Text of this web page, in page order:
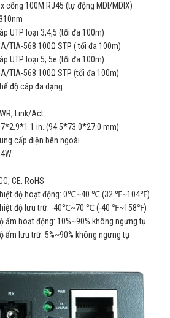
cổng 100M RJ45 (tự động MDI/MDIX)
UTP loại 3,4,5 (tối đa 100m)
TIA-568 100Ω STP ( tối đa 100m)
UTP loại 5, 5e (tối đa 100m)
TIA-568 100Ω STP (tối đa 100m)
độ cáp đa dạng
Link/Act
in. (94.5*73.0*27.0 mm)
cấp điện bên ngoài
CE, RoHS
độ hoạt động: 0℃~40 ℃ (32 ℉~104℉)
độ lưu trữ: -40℃~70 ℃ (-40 ℉~158℉)
ẩm hoạt động: 10%~90% không ngưng tụ
ẩm lưu trữ: 5%~90% không ngưng tụ